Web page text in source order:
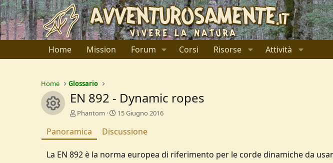
Home Mission Forum Corsi Risorse Attività
Home Glossario
Resource icon
EN 892 - Dynamic ropes
A
t
o
e
Phantom
C
e
i
15 Giugno 2016
Panoramica Discussione
La EN 892 è la norma europea di riferimento per le corde dinamiche da